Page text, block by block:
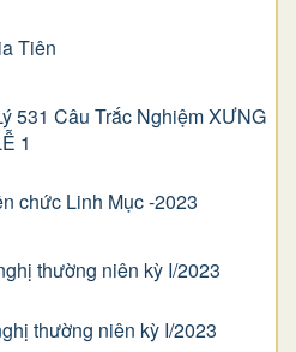
Tiên
531 Câu Trắc Nghiệm XƯNG
1
chức Linh Mục -2023
thường niên kỳ I/2023
thường niên kỳ I/2023